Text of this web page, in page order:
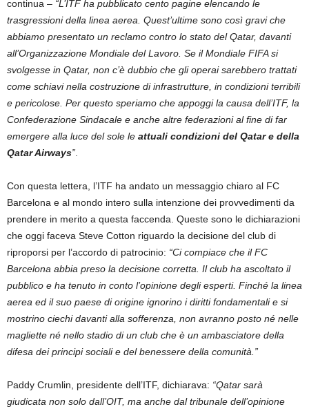
continua – “L’ITF ha pubblicato cento pagine elencando le
trasgressioni della linea aerea. Quest’ultime sono così gravi che
abbiamo presentato un reclamo contro lo stato del Qatar, davanti
all’Organizzazione Mondiale del Lavoro. Se il Mondiale FIFA si
svolgesse in Qatar, non c’è dubbio che gli operai sarebbero trattati
come schiavi nella costruzione di infrastrutture, in condizioni terribili
e pericolose. Per questo speriamo che appoggi la causa dell’ITF, la
Confederazione Sindacale e anche altre federazioni al fine di far
emergere alla luce del sole le attuali condizioni del Qatar e della
Qatar Airways”
Con questa lettera, l’ITF ha andato un messaggio chiaro al FC
Barcelona e al mondo intero sulla intenzione dei provvedimenti da
prendere in merito a questa faccenda. Queste sono le dichiarazioni
che oggi faceva Steve Cotton riguardo la decisione del club di
riproporsi per l’accordo di patrocinio: “Ci compiace che il FC
Barcelona abbia preso la decisione corretta. Il club ha ascoltato il
pubblico e ha tenuto in conto l’opinione degli esperti. Finché la linea
aerea ed il suo paese di origine ignorino i diritti fondamentali e si
mostrino ciechi davanti alla sofferenza, non avranno posto né nelle
magliette né nello stadio di un club che è un ambasciatore della
difesa dei principi sociali e del benessere della comunità.”
Paddy Crumlin, presidente dell’ITF, dichiarava: “Qatar sarà
giudicata non solo dall’OIT, ma anche dal tribunale dell’opinione